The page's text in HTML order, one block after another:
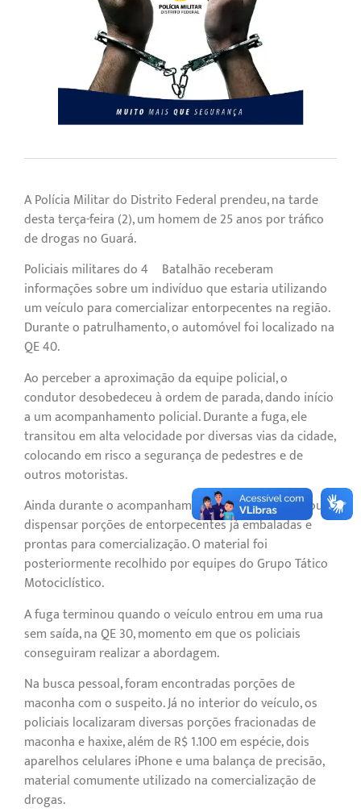
A Polícia Militar do Distrito Federal prendeu, na tarde
desta terça-feira (2), um homem de 25 anos por tráfico
de drogas no Guará.
Policiais militares do 4º Batalhão receberam
informações sobre um indivíduo que estaria utilizando
um veículo para comercializar entorpecentes na região.
Durante o patrulhamento, o automóvel foi localizado na
QE 40.
Ao perceber a aproximação da equipe policial, o
condutor desobedeceu à ordem de parada, dando início
a um acompanhamento policial. Durante a fuga, ele
transitou em alta velocidade por diversas vias da cidade,
colocando em risco a segurança de pedestres e de
outros motoristas.
Ainda durante o acompanhamento, o suspeito passou a
dispensar porções de entorpecentes já embaladas e
prontas para comercialização. O material foi
posteriormente recolhido por equipes do Grupo Tático
Motociclístico.
A fuga terminou quando o veículo entrou em uma rua
sem saída, na QE 30, momento em que os policiais
conseguiram realizar a abordagem.
Na busca pessoal, foram encontradas porções de
maconha com o suspeito. Já no interior do veículo, os
policiais localizaram diversas porções fracionadas de
maconha e haxixe, além de R$ 1.100 em espécie, dois
aparelhos celulares iPhone e uma balança de precisão,
material comumente utilizado na comercialização de
drogas.